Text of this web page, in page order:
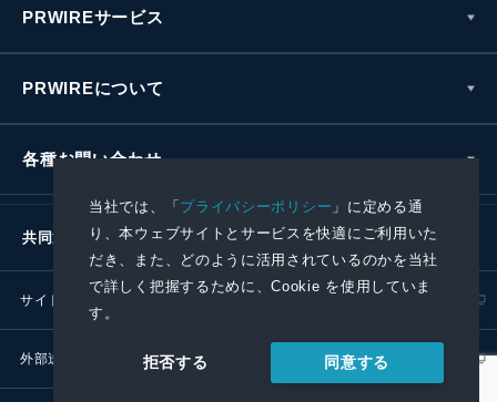
当社では、「プライバシーポリシー 」に定める通
り、本ウェブサイトとサービスを快適にご利用いた
だき、また、どのように活用されているのかを当社
で詳しく把握するために、Cookie を使用していま
す。
拒否する 同意する
PRWIREサービス
PRWIREについて
各種お問い合わせ
共同通信社グループ
サイトポリシー
外部送信ポリシー プレスリリース取扱基準